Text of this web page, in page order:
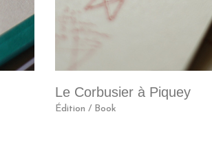
Le Corbusier à Piquey
Édition / Book